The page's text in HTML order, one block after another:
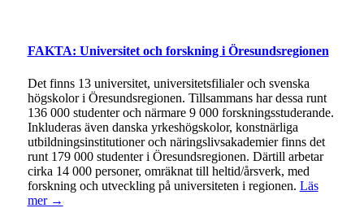
FAKTA: Universitet och forskning i Öresundsregionen
Det finns 13 universitet, universitetsfilialer och svenska
högskolor i Öresundsregionen. Tillsammans har dessa runt
136 000 studenter och närmare 9 000 forskningsstuderande.
Inkluderas även danska yrkeshögskolor, konstnärliga
utbildningsinstitutioner och näringslivsakademier finns det
runt 179 000 studenter i Öresundsregionen. Därtill arbetar
cirka 14 000 personer, omräknat till heltid/årsverk, med
forskning och utveckling på universiteten i regionen. Läs
mer →